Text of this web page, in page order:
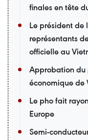
finales en tête
Le président de
représentants
officielle au
Approbation du
économique de
Le pho fait
Europe
Semi-